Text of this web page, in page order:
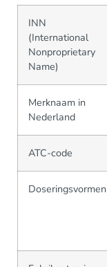
INN
(International
Nonproprietary
Name)
Merknaam in
Nederland
ATC-code
Doseringsvormen